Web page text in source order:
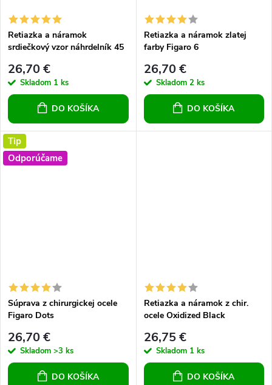
Retiazka a náramok
srdiečkový vzor náhrdelník 45
26,70 €
Skladom 1 ks
DO KOŠÍKA
Retiazka a náramok zlatej
farby Figaro 6
26,70 €
Skladom 2 ks
DO KOŠÍKA
Tip
Odporúčame
Súprava z chirurgickej ocele
Figaro Dots
26,70 €
Skladom >3 ks
DO KOŠÍKA
Retiazka a náramok z chir.
ocele Oxidized Black
26,75 €
Skladom 1 ks
DO KOŠÍKA